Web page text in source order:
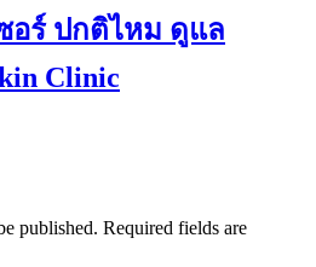
อร์ ปกติไหม ดูแล
Clinic
published. Required fields are